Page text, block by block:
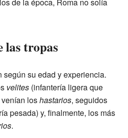
las tropas
su edad y experiencia.
velites (infantería ligera que
loshastarios, seguidos
pesada) y, finalmente, los más
.